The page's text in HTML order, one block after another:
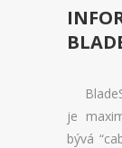
je
bývá